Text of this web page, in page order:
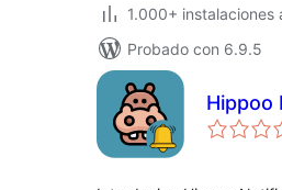
1.000+ instalaciones
Probado con 6.9.5
Hippoo